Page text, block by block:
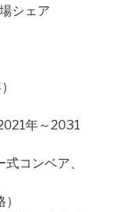
シェア
年～2031
コンベア、